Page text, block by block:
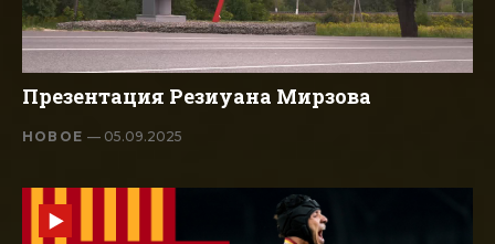
Презентация Резиуана Мирзова
НОВОЕ— 05.09.2025